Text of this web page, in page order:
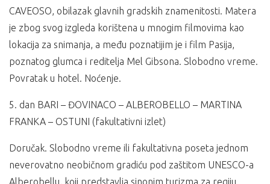
CAVEOSO, obilazak glavnih gradskih znamenitosti. Matera
je zbog svog izgleda korištena u mnogim filmovima kao
lokacija za snimanja, a među poznatijim je i film Pasija,
poznatog glumca i reditelja Mel Gibsona. Slobodno vreme.
Povratak u hotel. Noćenje.
5. dan BARI – ĐOVINACO – ALBEROBELLO – MARTINA
FRANKA – OSTUNI (fakultativni izlet)
Doručak. Slobodno vreme ili fakultativna poseta jednom
neverovatno neobičnom gradiću pod zaštitom UNESCO-a
Alberobellu, koji predstavlja sinonim turizma za regiju